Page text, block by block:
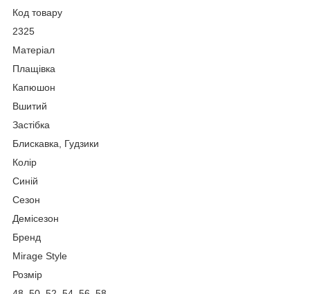
Код товару
2325
Матеріал
Плащівка
Капюшон
Вшитий
Застібка
Блискавка, Гудзики
Колір
Синій
Сезон
Демісезон
Бренд
Mirage Style
Розмір